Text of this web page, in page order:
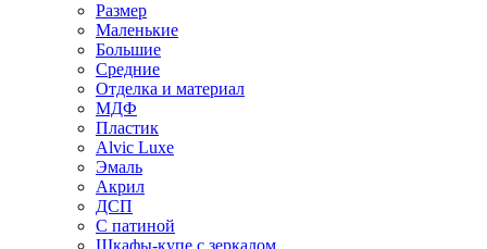
Размер
Маленькие
Большие
Средние
Отделка и материал
МДФ
Пластик
Alvic Luxe
Эмаль
Акрил
ДСП
С патиной
Шкафы-купе с зеркалом